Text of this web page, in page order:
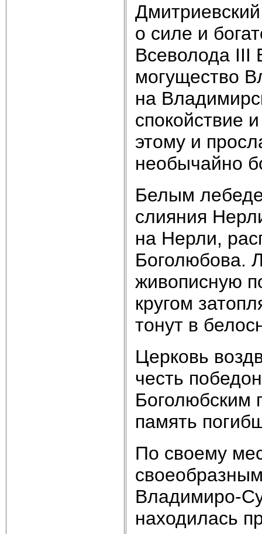
о силе и
Всеволода III
могущество
на
спокойствие
этому и
необычайно
Белым
слияния
на Нерли,
Боголюбова.
живописную
кругом
тонут в
Церковь
честь
Боголюбским
память
По своему
Владимиро-
находилась